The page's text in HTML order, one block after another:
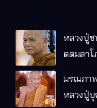
หลวงปู่ช
ตตมลาโ
จ.มหาส
มรณภา
หลวงปู่